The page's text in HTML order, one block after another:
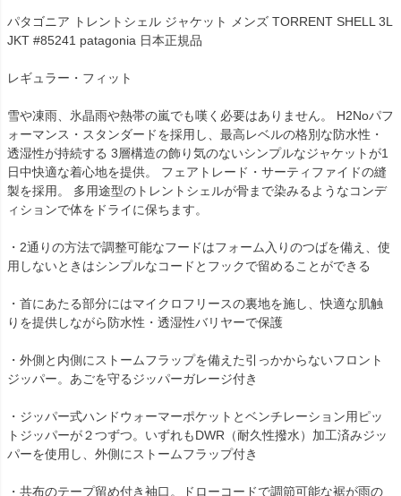
パタゴニア トレントシェル ジャケット メンズ TORRENT SHELL 3L
JKT #85241 patagonia 日本正規品
レギュラー・フィット
雪や凍雨、氷晶雨や熱帯の嵐でも嘆く必要はありません。 H2Noパフ
ォーマンス・スタンダードを採用し、最高レベルの格別な防水性・
透湿性が持続する 3層構造の飾り気のないシンプルなジャケットが1
日中快適な着心地を提供。 フェアトレード・サーティファイドの縫
製を採用。 多用途型のトレントシェルが骨まで染みるようなコンデ
ィションで体をドライに保ちます。
・2通りの方法で調整可能なフードはフォーム入りのつばを備え、使
用しないときはシンプルなコードとフックで留めることができる
・首にあたる部分にはマイクロフリースの裏地を施し、快適な肌触
りを提供しながら防水性・透湿性バリヤーで保護
・外側と内側にストームフラップを備えた引っかからないフロント
ジッパー。あごを守るジッパーガレージ付き
・ジッパー式ハンドウォーマーポケットとベンチレーション用ピッ
トジッパーが２つずつ。いずれもDWR（耐久性撥水）加工済みジッ
パーを使用し、外側にストームフラップ付き
・共布のテープ留め付き袖口。ドローコードで調節可能な裾が雨の